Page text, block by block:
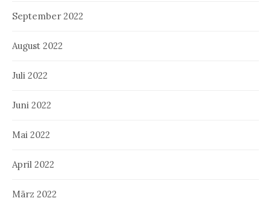
September 2022
August 2022
Juli 2022
Juni 2022
Mai 2022
April 2022
März 2022